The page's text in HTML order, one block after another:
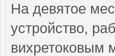
На девятое
устройство,
вихретоковым